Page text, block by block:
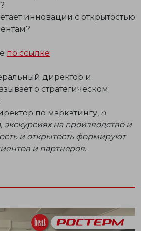
инновации с открытостью
по ссылке
директор и
о стратегическом
по маркетингу, о
экскурсиях на производство и
и открытость формируют
и партнеров.